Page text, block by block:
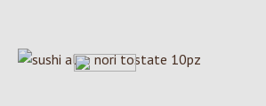
Salta la galleria di immagini